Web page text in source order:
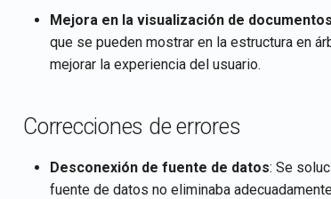
Mejora en la visualización de documentos
que se pueden mostrar en la estructura en
mejorar la experiencia del usuario.
Correcciones de errores
Desconexión de fuente de datos: Se
fuente de datos no eliminaba